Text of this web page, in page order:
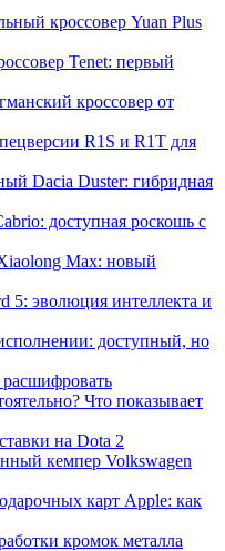
кроссовер Yuan Plus
Tenet: первый
кроссовер от
R1S и R1T для
Dacia Duster: гибридная
доступная роскошь с
Max: новый
5: эволюция интеллекта и
доступный, но
Что показывает
на Dota 2
кемпер Volkswagen
карт Apple: как
кромок металла